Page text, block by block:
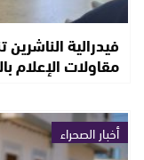
فيدرالية
مقاولات الإعلام
أخبار الصحراء